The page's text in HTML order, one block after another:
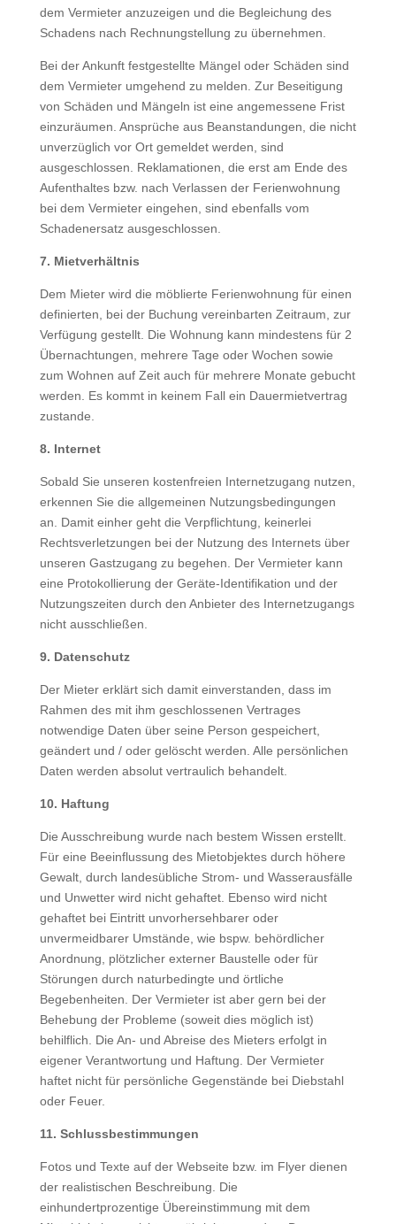
dem Vermieter anzuzeigen und die Begleichung des
Schadens nach Rechnungstellung zu übernehmen.
Bei der Ankunft festgestellte Mängel oder Schäden sind
dem Vermieter umgehend zu melden. Zur Beseitigung
von Schäden und Mängeln ist eine angemessene Frist
einzuräumen. Ansprüche aus Beanstandungen, die nicht
unverzüglich vor Ort gemeldet werden, sind
ausgeschlossen. Reklamationen, die erst am Ende des
Aufenthaltes bzw. nach Verlassen der Ferienwohnung
bei dem Vermieter eingehen, sind ebenfalls vom
Schadenersatz ausgeschlossen.
7. Mietverhältnis
Dem Mieter wird die möblierte Ferienwohnung für einen
definierten, bei der Buchung vereinbarten Zeitraum, zur
Verfügung gestellt. Die Wohnung kann mindestens für 2
Übernachtungen, mehrere Tage oder Wochen sowie
zum Wohnen auf Zeit auch für mehrere Monate gebucht
werden. Es kommt in keinem Fall ein Dauermietvertrag
zustande.
8. Internet
Sobald Sie unseren kostenfreien Internetzugang nutzen,
erkennen Sie die allgemeinen Nutzungsbedingungen
an. Damit einher geht die Verpflichtung, keinerlei
Rechtsverletzungen bei der Nutzung des Internets über
unseren Gastzugang zu begehen. Der Vermieter kann
eine Protokollierung der Geräte-Identifikation und der
Nutzungszeiten durch den Anbieter des Internetzugangs
nicht ausschließen.
9. Datenschutz
Der Mieter erklärt sich damit einverstanden, dass im
Rahmen des mit ihm geschlossenen Vertrages
notwendige Daten über seine Person gespeichert,
geändert und / oder gelöscht werden. Alle persönlichen
Daten werden absolut vertraulich behandelt.
10. Haftung
Die Ausschreibung wurde nach bestem Wissen erstellt.
Für eine Beeinflussung des Mietobjektes durch höhere
Gewalt, durch landesübliche Strom- und Wasserausfälle
und Unwetter wird nicht gehaftet. Ebenso wird nicht
gehaftet bei Eintritt unvorhersehbarer oder
unvermeidbarer Umstände, wie bspw. behördlicher
Anordnung, plötzlicher externer Baustelle oder für
Störungen durch naturbedingte und örtliche
Begebenheiten. Der Vermieter ist aber gern bei der
Behebung der Probleme (soweit dies möglich ist)
behilflich. Die An- und Abreise des Mieters erfolgt in
eigener Verantwortung und Haftung. Der Vermieter
haftet nicht für persönliche Gegenstände bei Diebstahl
oder Feuer.
11. Schlussbestimmungen
Fotos und Texte auf der Webseite bzw. im Flyer dienen
der realistischen Beschreibung. Die
einhundertprozentige Übereinstimmung mit dem